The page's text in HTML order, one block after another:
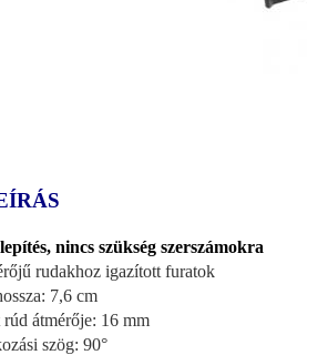
nincs szükség szerszámokra
rudakhoz igazított furatok
7,6 cm
rúd átmérője: 16 mm
szög: 90°